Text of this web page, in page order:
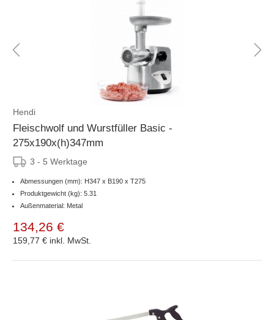
Hendi
Fleischwolf und Wurstfüller Basic -
275x190x(h)347mm
3 - 5 Werktage
Abmessungen (mm): H347 x B190 x T275
Produktgewicht (kg): 5.31
Außenmaterial: Metal
134,26 €
159,77 € inkl. MwSt.